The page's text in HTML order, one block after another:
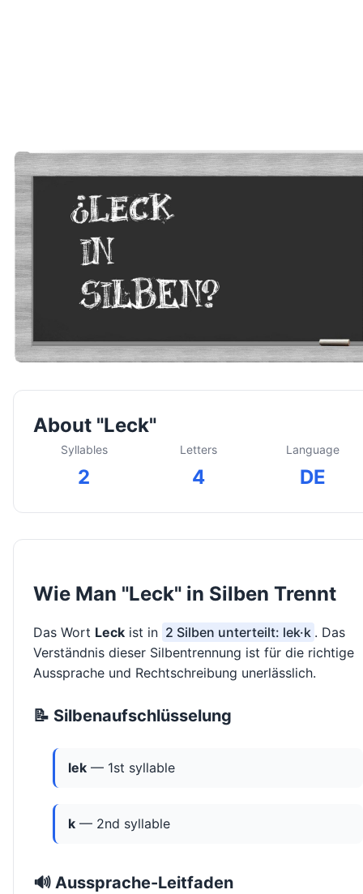
About "Leck"
Syllables
2
Letters
4
Language
DE
Wie Man "Leck" in Silben Trennt
Das Wort Leck ist in 2 Silben unterteilt: lek·k . Das
Verständnis dieser Silbentrennung ist für die richtige
Aussprache und Rechtschreibung unerlässlich.
📝 Silbenaufschlüsselung
lek — 1st syllable
k — 2nd syllable
🔊 Aussprache-Leitfaden